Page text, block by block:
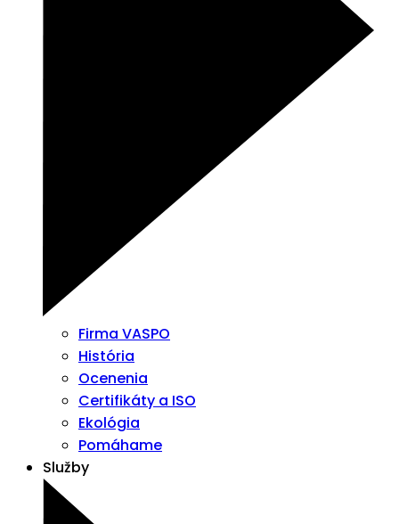
Firma VASPO
História
Ocenenia
Certifikáty a ISO
Ekológia
Pomáhame
Služby